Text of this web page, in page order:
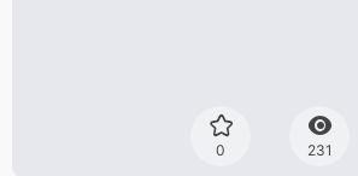
0 231